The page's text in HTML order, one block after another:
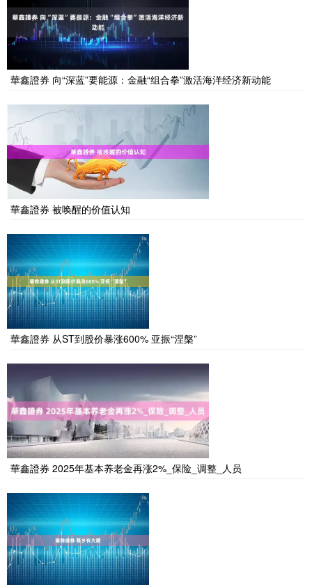
華鑫證券 向“深蓝”要能源：金融“组合拳”激活海洋经济新动能
華鑫證券 被唤醒的价值认知
華鑫證券 从ST到股价暴涨600% 亚振“涅槃”
華鑫證券 2025年基本养老金再涨2%_保险_调整_人员